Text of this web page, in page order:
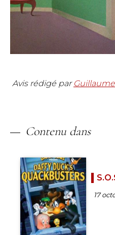
Avis rédigé par Guillaume
Contenu dans
17